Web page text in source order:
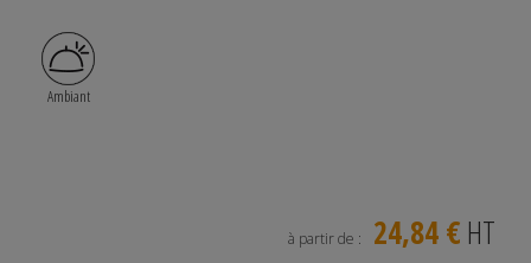
Ambiant
à partir de : 24,84 € HT